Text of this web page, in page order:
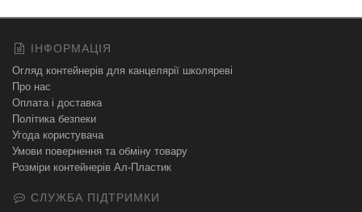
ІНФОРМАЦІЯ
Огляд контейнерів для канцелярії школяреві
Про нас
Оплата і доставка
Політика безпеки
Угода користувача
Умови повернення та обміну товару
Розміри контейнерів Ал-Пластик
СЛУЖБА ПІДТРИМКИ